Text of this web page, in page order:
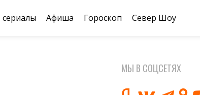
Афиша Гороскоп Север Шоу
МЫ В СОЦСЕТЯХ